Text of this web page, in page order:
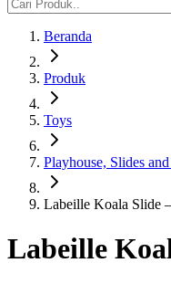
Beranda
Produk
Toys
Playhouse, Slides
Labeille Koala Slide
Labeille